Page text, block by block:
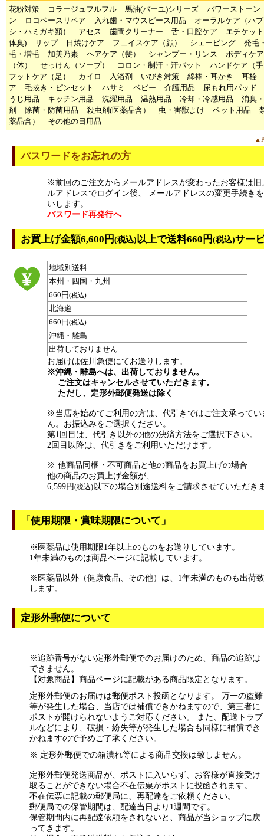
花粉対策 コラージュフルフル 馬油(バーユ)シリーズ
パワーストーン
ン
ロコベースリペア 入れ歯・マウスピース用品
オーラルケア（ハ
シ・ハミガキ類）
アセス 歯間クリーナー 舌・口腔ケア
エチケッ
体臭)
リップ 日焼けケア フェイスケア（顔） シェービング
発毛
毛・増毛
加美乃素 ヘアケア（髪） シャンプー・リンス
ボディケア
（体）
せっけん（ソープ） コロン・制汗・汗パット
ハンドケア（
フットケア（足）
カイロ 入浴剤 いびき対策 綿棒・耳かき
耳栓
ア
毛抜き・ピンセット ハサミ ベビー 介護用品
尿もれ用パッド
うじ用品
キッチン用品 洗濯用品 温熱用品 冷却・冷感用品
消臭
剤
除菌・防菌用品 殺虫剤(医薬品含） 虫・害獣よけ ペット用品
薬品含）
その他の日用品
パスワードをお忘れの方
※前回のご注文からメールアドレスが変わったお客様は旧
ルアドレスでログイン後、 メールアドレスの変更手続き
いします。
パスワード再発行へ
お買上げ金額6,600円(税込)以上で送料660円(税込)サー
地域別送料
本州・四国・九州
660円(税込)
北海道
660円(税込)
沖縄・離島
出荷しておりません
お届けは佐川急便にてお送りします。
※沖縄・離島へは、出荷しておりません。
ご注文はキャンセルさせていただきます。
ただし、定形外郵便発送は除く
※当店を始めてご利用の方は、代引きではご注文承ってい
ん。お振込みをご選択ください。
第1回目は、代引き以外の他の決済方法をご選択下さい。
2回目以降は、代引きをご利用いただけます。
※ 他商品同梱・不可商品と他の商品をお買上げの場合
他の商品のお買上げ金額が、
6,599円(税込)以下の場合別途送料をご請求させていただき
「使用期限・賞味期限について」
※医薬品は使用期限1年以上のものをお送りしています。
1年未満のものは商品ページに記載しています。
※医薬品以外（健康食品、その他）は、1年未満のものも出荷致
します。
定形外郵便について
※追跡番号がない定形外郵便でのお届けのため、商品の追跡は
できません。
【対象商品】商品ページに記載がある商品限定となります。
定形外郵便のお届けは郵便ポスト投函となります。 万一の盗難
等が発生した場合、当店では補償できかねますので、第三者に
ポストが開けられないようご対応ください。 また、配送トラブ
ルなどにより、破損・紛失等が発生した場合も同様に補償でき
かねますので予めご了承ください。
※ 定形外郵便での箱潰れ等による商品交換は致しません。
定形外郵便発送商品が、ポストに入いらず、お客様が直接受け
取ることができない場合不在伝票がポストに投函されます。
不在伝票に記載の郵便局に、再配達をご依頼ください。
郵便局での保管期間は、配達当日より1週間です。
保管期間内に再配達依頼をされないと、商品が当ショップに戻
ってきます。